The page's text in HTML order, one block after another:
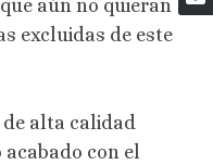
aún no quieran
excluidas de este
de alta calidad
con el